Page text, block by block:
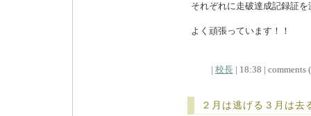
それぞれに走破達成記録証
よく頑張っています！！
| 校長| 18:38 | comments
２月は逃げる３月は去